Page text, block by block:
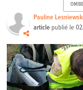
Pauline
article publié le